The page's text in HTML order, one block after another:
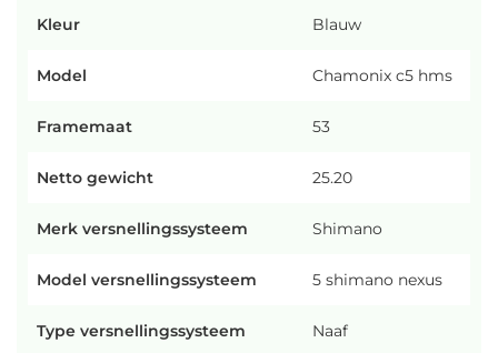
Kleur Blauw
Model Chamonix c5 hms
Framemaat 53
Netto gewicht 25.20
Merk versnellingssysteem Shimano
Model versnellingssysteem 5 shimano nexus
Type versnellingssysteem Naaf